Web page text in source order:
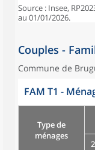
Source : Insee,
au 01/01/2026.
Couples -
Commune de
FAM T1 -
Type de
ménages